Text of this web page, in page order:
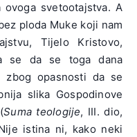
svetootajstva. A
ploda Muke koji nam
Tijelo Kristovo,
se da se toga dana
opasnosti da se
slika Gospodinove
Suma teologije, III. dio,
istina ni, kako neki